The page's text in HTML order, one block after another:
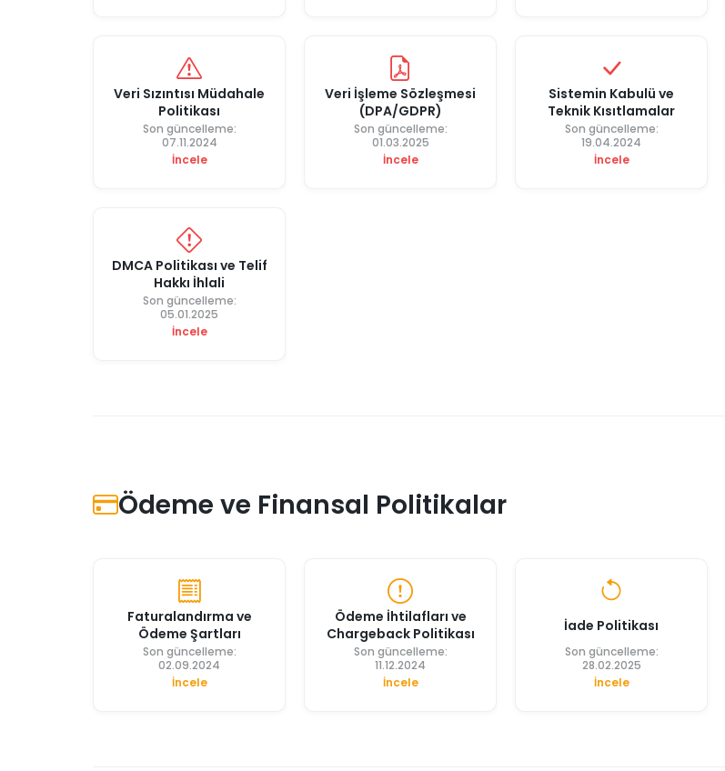
Veri Sızıntısı Müdahale
Politikası
Son güncelleme:
07.11.2024
İncele
Veri İşleme Sözleşmesi
(DPA/GDPR)
Son güncelleme:
01.03.2025
İncele
Sistemin Kabulü ve
Teknik Kısıtlamalar
Son güncelleme:
19.04.2024
İncele
DMCA Politikası ve Telif
Hakkı İhlali
Son güncelleme:
05.01.2025
İncele
Ödeme ve Finansal Politikalar
Faturalandırma ve
Ödeme Şartları
Son güncelleme:
02.09.2024
İncele
Ödeme İhtilafları ve
Chargeback Politikası
Son güncelleme:
11.12.2024
İncele
İade Politikası
Son güncelleme:
28.02.2025
İncele